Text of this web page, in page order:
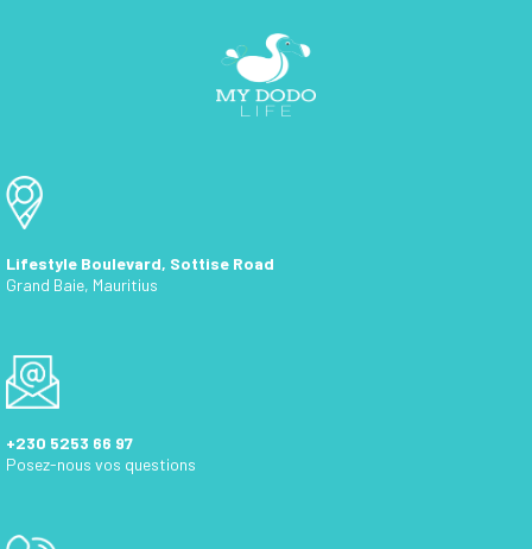
Lifestyle Boulevard, Sottise Road
Grand Baie, Mauritius
+230 5253 66 97
Posez-nous vos questions